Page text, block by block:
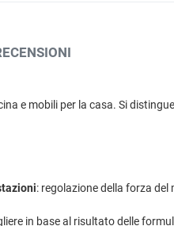
e mobili per la casa. Si
: regolazione della forza
in base al risultato delle